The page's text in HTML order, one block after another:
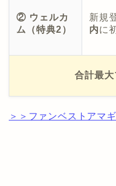
② ウェルカ
ム（特典2）
新規
内に
合計最大
＞＞ファンベストアマ